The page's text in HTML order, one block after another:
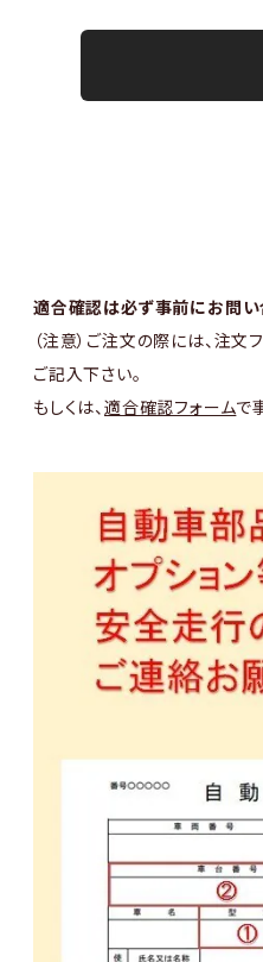
適合確認は必ず事前にお問い
（注意）ご注文の際には、注文
ご記入下さい。
もしくは、 適合確認フォームで